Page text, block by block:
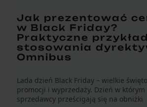
Jak prezentować
w Black Friday?
Praktyczne
stosowania
Omnibus
Lada dzień Black Friday – wielkie święto
promocji i wyprzedaży. Dzień w którym
sprzedawcy prześcigają się na obniżki